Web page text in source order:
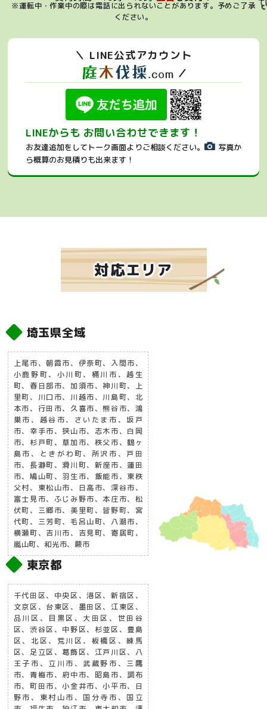
※運転中・作業中の際は電話に出られないことがあります。 予めご了承
ください。
＼ LINE公式アカウント
／
LINEからも お問い合わせできます！
お友達追加をしてトーク画面よりご相談ください。
写真か
ら概算のお見積りも出来ます！
対応エリア
埼玉県全域
上尾市、朝霞市、伊奈町、入間市、
小鹿野町、小川町、桶川市、越生
町、春日部市、加須市、神川町、上
里町、川口市、川越市、川島町、北
本市、行田市、久喜市、熊谷市、鴻
巣市、越谷市、さいたま市、坂戸
市、幸手市、狭山市、志木市、白岡
市、杉戸町、草加市、秩父市、鶴ヶ
島市、ときがわ町、所沢市、戸田
市、長瀞町、滑川町、新座市、蓮田
市、鳩山町、羽生市、飯能市、東秩
父村、東松山市、日高市、深谷市、
富士見市、ふじみ野市、本庄市、松
伏町、三郷市、美里町、皆野町、宮
代町、三芳町、毛呂山町、八潮市、
横瀬町、吉川市、吉見町、寄居町、
嵐山町、和光市、蕨市
東京都
千代田区、中央区、港区、新宿区、
文京区、台東区、墨田区、江東区、
品川区、目黒区、大田区、世田谷
区、渋谷区、中野区、杉並区、豊島
区、北区、荒川区、板橋区、練馬
区、足立区、葛飾区、江戸川区、八
王子市、立川市、武蔵野市、三鷹
市、青梅市、府中市、昭島市、調布
市、町田市、小金井市、小平市、日
野市、東村山市、国分寺市、国立